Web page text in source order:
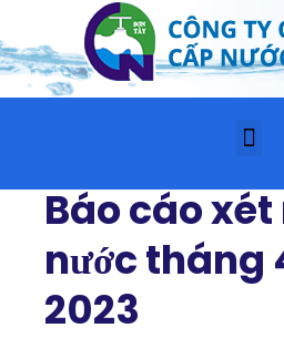
Báo cáo
nước tháng
2023